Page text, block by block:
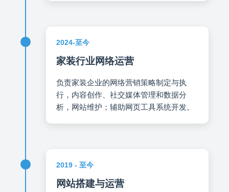
2024-至今
家装行业网络运营
负责家装企业的网络营销策略制定与执
行，内容创作、社交媒体管理和数据分
析，网站维护；辅助网页工具系统开发。
2019 - 至今
网站搭建与运营